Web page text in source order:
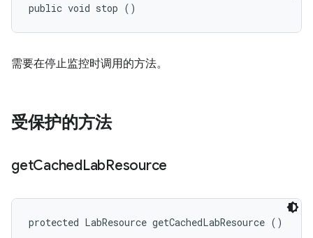
public void stop ()
需要在停止监控时调用的方法。
受保护的方法
getCachedLabResource
protected LabResource getCachedLabResource ()